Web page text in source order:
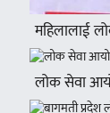
महिलालाई
लोक सेवा